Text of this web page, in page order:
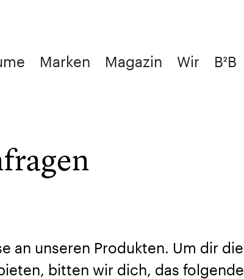
Marken Magazin Wir B²B
an unseren Produkten. Um dir die
bitten wir dich, das folgende